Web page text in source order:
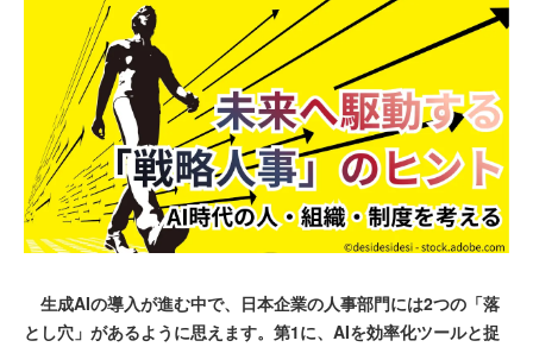
生成AIの導入が進む中で、日本企業の人事部門には2つの「落
とし穴」があるように思えます。第1に、AIを効率化ツールと捉